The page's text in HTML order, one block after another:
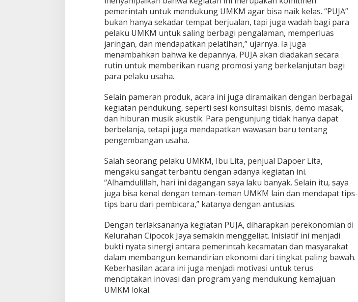
pemerintah untuk mendukung UMKM agar bisa naik kelas. “PUJA”
bukan hanya sekadar tempat berjualan, tapi juga wadah bagi para
pelaku UMKM untuk saling berbagi pengalaman, memperluas
jaringan, dan mendapatkan pelatihan,” ujarnya. Ia juga
menambahkan bahwa ke depannya, PUJA akan diadakan secara
rutin untuk memberikan ruang promosi yang berkelanjutan bagi
para pelaku usaha.
Selain pameran produk, acara ini juga diramaikan dengan berbagai
kegiatan pendukung, seperti sesi konsultasi bisnis, demo masak,
dan hiburan musik akustik. Para pengunjung tidak hanya dapat
berbelanja, tetapi juga mendapatkan wawasan baru tentang
pengembangan usaha.
Salah seorang pelaku UMKM, Ibu Lita, penjual Dapoer Lita,
mengaku sangat terbantu dengan adanya kegiatan ini.
“Alhamdulillah, hari ini dagangan saya laku banyak. Selain itu, saya
juga bisa kenal dengan teman-teman UMKM lain dan mendapat tips-
tips baru dari pembicara,” katanya dengan antusias.
Dengan terlaksananya kegiatan PUJA, diharapkan perekonomian di
Kelurahan Cipocok Jaya semakin menggeliat. Inisiatif ini menjadi
bukti nyata sinergi antara pemerintah kecamatan dan masyarakat
dalam membangun kemandirian ekonomi dari tingkat paling bawah.
Keberhasilan acara ini juga menjadi motivasi untuk terus
menciptakan inovasi dan program yang mendukung kemajuan
UMKM lokal.